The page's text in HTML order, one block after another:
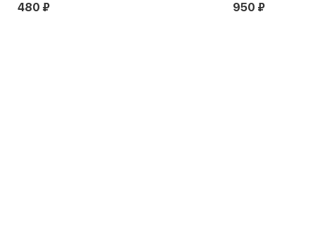
480 ₽
950 ₽